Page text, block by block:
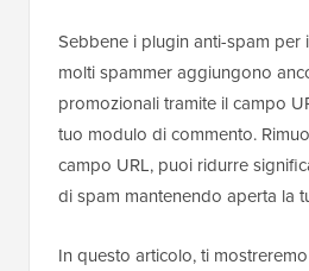
Sebbene i plugin anti-spam per
molti spammer aggiungono
promozionali tramite il campo
tuo modulo di commento.
campo URL, puoi ridurre
di spam mantenendo aperta la
In questo articolo, ti